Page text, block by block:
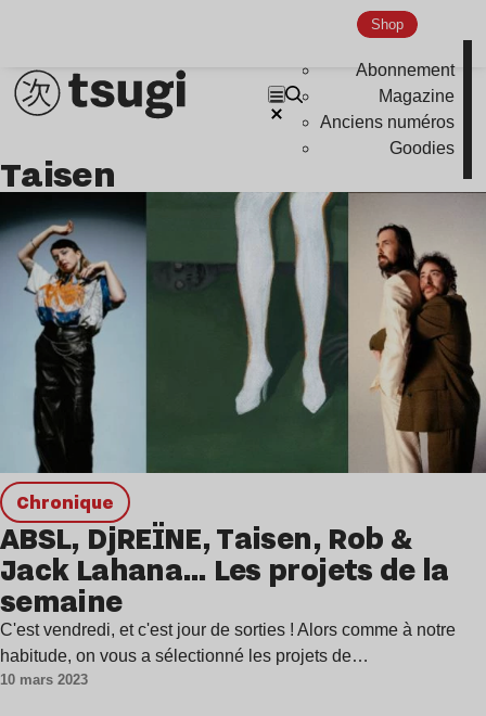
Shop
Abonnement
Magazine
Anciens numéros
Goodies
Taisen
chronique
ABSL, DjREÏNE, Taisen, Rob &
Jack Lahana… Les projets de la
semaine
C'est vendredi, et c'est jour de sorties ! Alors comme à notre
habitude, on vous a sélectionné les projets de…
10 mars 2023